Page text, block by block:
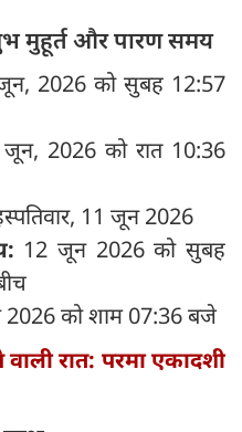
मुहूर्त और पारण समय
2026 को सुबह 12:57
2026 को रात 10:36
11 जून 2026
12 जून 2026 को सुबह
को शाम 07:36 बजे
रात: परमा एकादशी